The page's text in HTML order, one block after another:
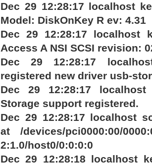
Dec 29 12:28:17 localhost
Model: DiskOnKey R ev: 4.31
Dec 29 12:28:17 localhost
Access A NSI SCSI revision:
Dec 29 12:28:17
registered new driver usb-
Dec 29 12:28:17
Storage support registered.
Dec 29 12:28:17 localhost
at /devices/pci0000:00/
2:1.0/host0/0:0:0:0
Dec 29 12:28:18 localhost